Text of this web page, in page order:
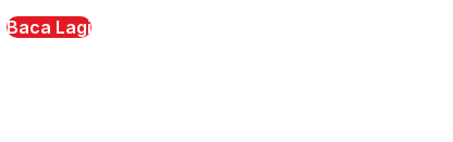
Baca Lagi